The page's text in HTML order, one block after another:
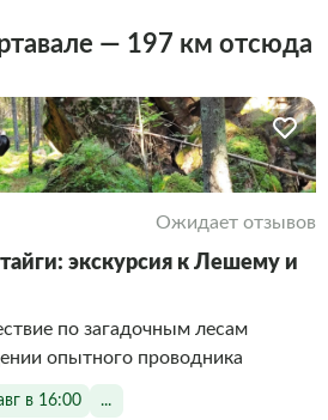
— 197 км отсюда
Ожидает отзывов
экскурсия к Лешему и
по загадочным лесам
опытного проводника
в 16:00 ...